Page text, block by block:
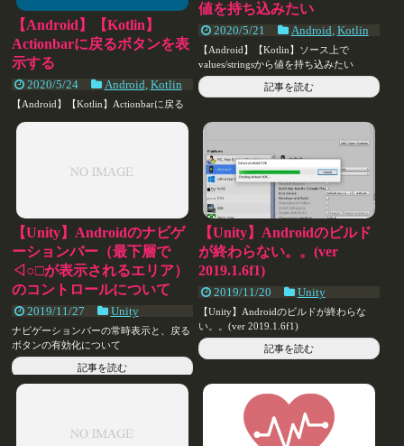
【Android】【Kotlin】
Actionbarに戻るボタンを表
示する
2020/5/24 Android Kotlin
【Android】【Kotlin】Actionbarに戻る
値を持ち込みたい
2020/5/21 Android, Kotlin
【Android】【Kotlin】ソース上で
values/stringsから値を持ち込みたい
記事を読む
【Unity】Androidのナビゲ
ーションバー（最下層で
◁○□が表示されるエリア）
のコントロールについて
2019/11/27 Unity
ナビゲーションバーの常時表示と、戻る
ボタンの有効化について
記事を読む
【Unity】Androidのビルド
が終わらない。。(ver
2019.1.6f1)
2019/11/20 Unity
【Unity】Androidのビルドが終わらな
い。。(ver 2019.1.6f1)
記事を読む